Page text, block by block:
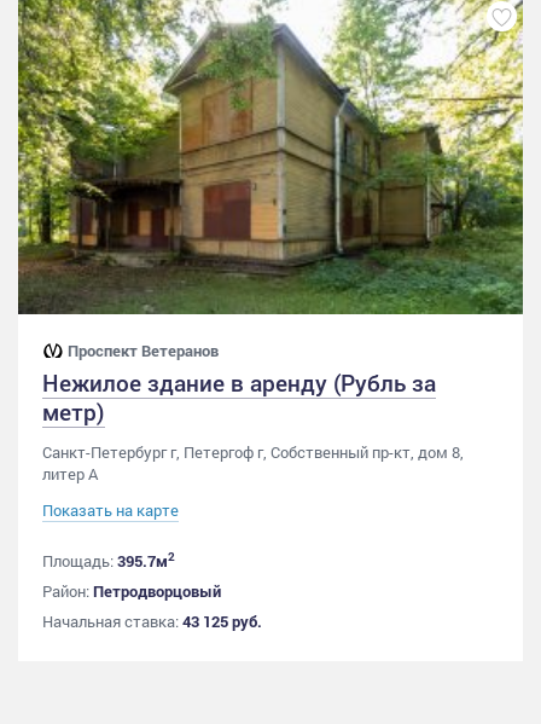
Проспект Ветеранов
Нежилое здание в аренду (Рубль за
метр)
Санкт-Петербург г, Петергоф г, Собственный пр-кт, дом 8,
литер А
Показать на карте
Площадь:395.7м2
Район:Петродворцовый
Начальная ставка:43 125 руб.